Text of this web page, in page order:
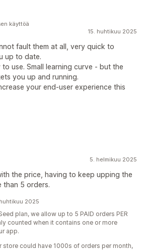
15. huhtikuu 2025
fault them at all, very quick to
up to date.
use. Small learning curve - but the
you up and running.
your end-user experience this
käyttöä
5. helmikuu 2025
the price, having to keep upping the
than 5 orders.
2025
plan, we allow up to 5 PAID orders PER
counted when it contains one or more
app.
store could have 1000s of orders per month,